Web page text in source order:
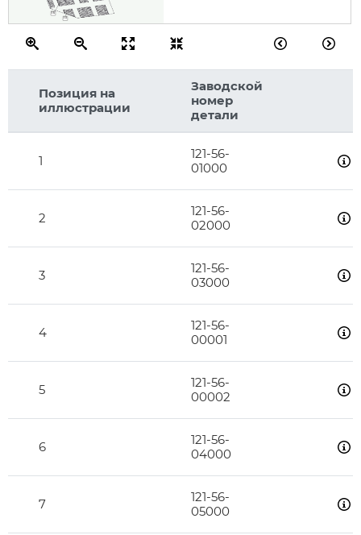
13
15
Позиция на
иллюстрации
Заводской
номер
детали
1
121-56-
01000
2
121-56-
02000
3
121-56-
03000
4
121-56-
00001
5
121-56-
00002
6
121-56-
04000
7
121-56-
05000